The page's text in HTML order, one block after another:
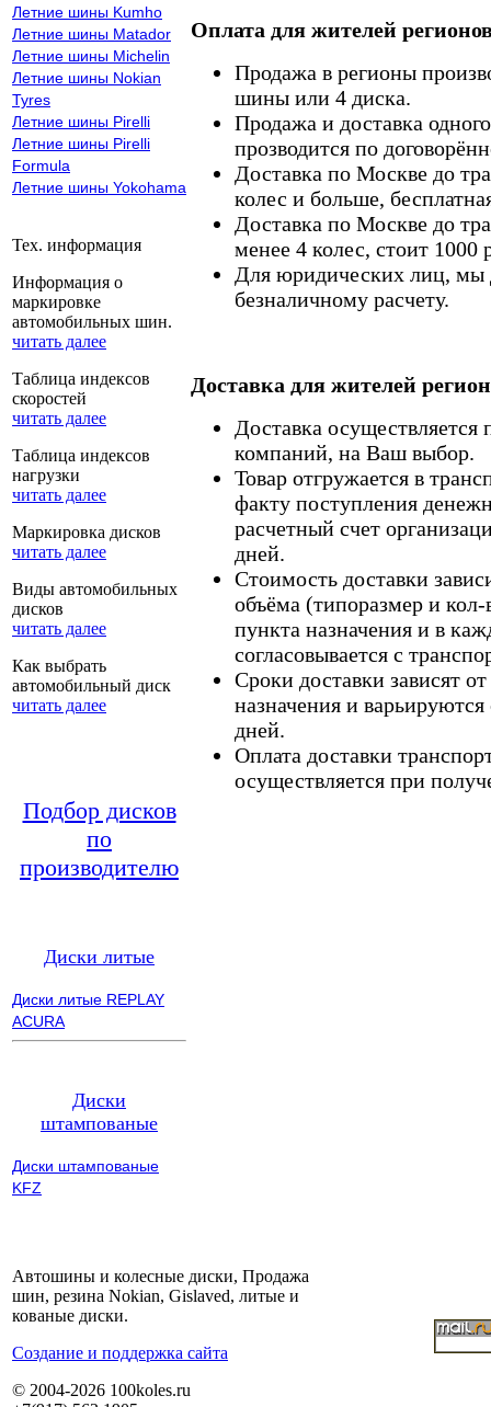
Летние шины Kumho
Летние шины Matador
Летние шины Michelin
Летние шины Nokian
Tyres
Летние шины Pirelli
Летние шины Pirelli
Formula
Летние шины Yokohama
Тех. информация
Информация о
маркировке
автомобильных шин.
читать далее
Таблица индексов
скоростей
читать далее
Таблица индексов
нагрузки
читать далее
Маркировка дисков
читать далее
Виды автомобильных
дисков
читать далее
Как выбрать
автомобильный диск
читать далее
Подбор дисков
по
производителю
Диски литые
Диски литые REPLAY
ACURA
Диски
штампованые
Диски штампованые
KFZ
Оплата для жителей
Продажа в регионы
шины или 4 диска.
Продажа и доставка
прозводится по
Доставка по Москве до
колес и больше,
Доставка по Москве до
менее 4 колес, стоит 1000
Для юридических лиц, мы
безналичному расчету.
Доставка для жителей
Доставка
компаний, на Ваш выбор.
Товар отгружается в
факту поступления
расчетный счет
дней.
Стоимость доставки
объёма (типоразмер и кол-
пункта назначения и в
согласовывается с
Сроки доставки зависят
назначения и
дней.
Оплата доставки
осуществляется при
Автошины и колесные диски, Продажа
шин, резина Nokian, Gislaved, литые и
кованые диски.
Cоздание и поддержка сайта
© 2004-2026 100koles.ru